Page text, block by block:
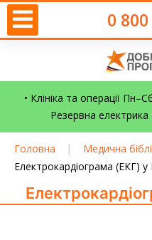
0
• Клініка та операції
Резервна
Головна | Медична
Електрокардіограма (ЕКГ) у